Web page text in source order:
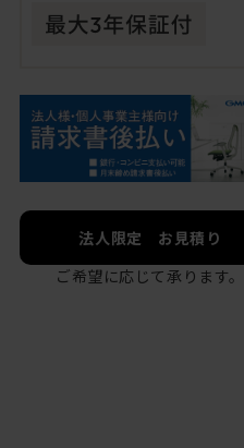
法人限定 お見積り
ご希望に応じて承ります。